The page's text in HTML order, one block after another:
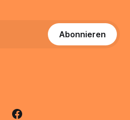
Abonnieren